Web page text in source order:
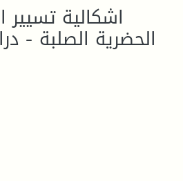
اشكالية تسيير
الحضرية الصلبة -